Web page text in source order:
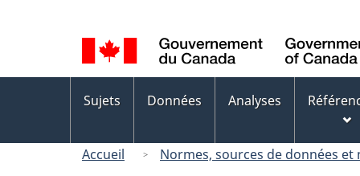
de
la
langue
des
Sujets Données Analyses
Accueil Normes, sources de données et